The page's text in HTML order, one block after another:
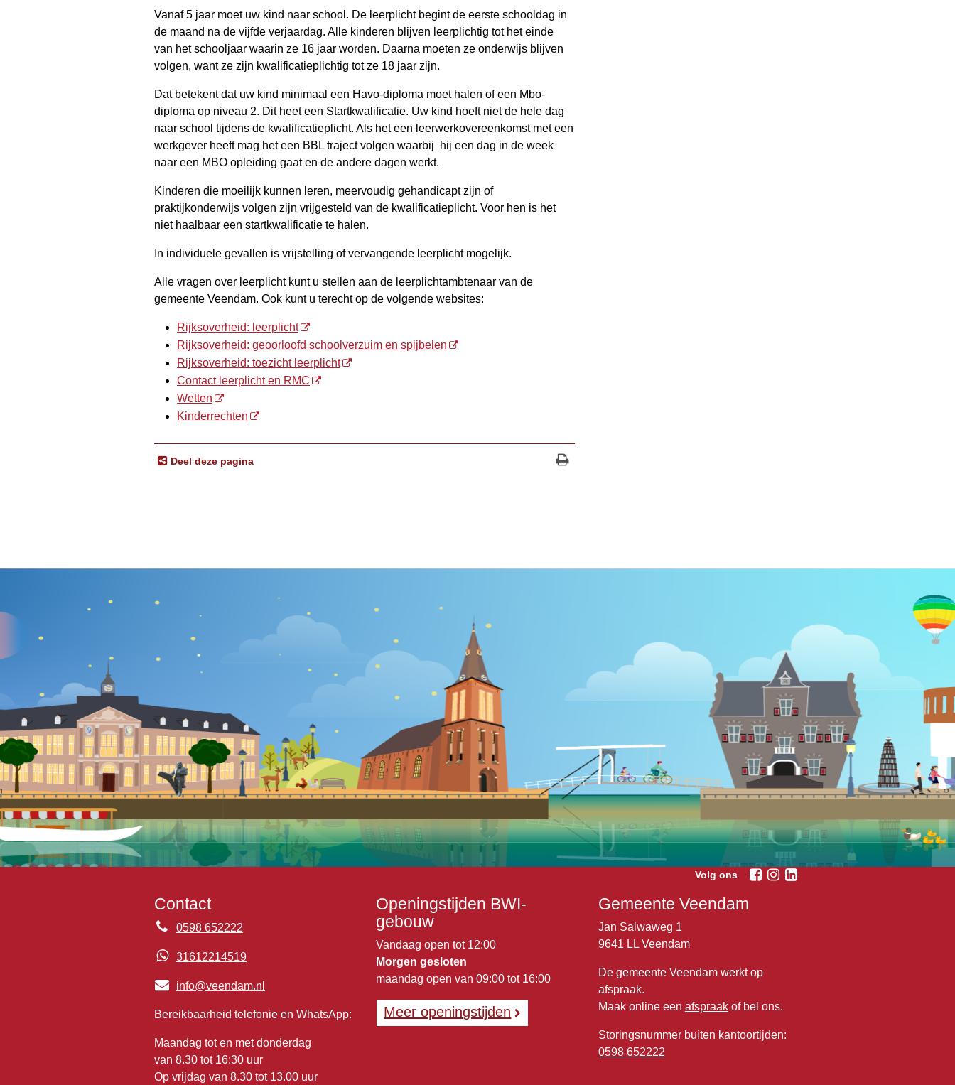
Vanaf 5 jaar moet uw kind naar school. De leerplicht begint de eerste schooldag in
de maand na de vijfde verjaardag. Alle kinderen blijven leerplichtig tot het einde
van het schooljaar waarin ze 16 jaar worden. Daarna moeten ze onderwijs blijven
volgen, want ze zijn kwalificatieplichtig tot ze 18 jaar zijn.
Dat betekent dat uw kind minimaal een Havo-diploma moet halen of een Mbo-
diploma op niveau 2. Dit heet een Startkwalificatie. Uw kind hoeft niet de hele dag
naar school tijdens de kwalificatieplicht. Als het een leerwerkovereenkomst met een
werkgever heeft mag het een BBL traject volgen waarbij hij een dag in de week
naar een MBO opleiding gaat en de andere dagen werkt.
Kinderen die moeilijk kunnen leren, meervoudig gehandicapt zijn of
praktijkonderwijs volgen zijn vrijgesteld van de kwalificatieplicht. Voor hen is het
niet haalbaar een startkwalificatie te halen.
In individuele gevallen is vrijstelling of vervangende leerplicht mogelijk.
Alle vragen over leerplicht kunt u stellen aan de leerplichtambtenaar van de
gemeente Veendam. Ook kunt u terecht op de volgende websites:
Rijksoverheid: leerplicht
Rijksoverheid: geoorloofd schoolverzuim en spijbelen
Rijksoverheid: toezicht leerplicht
Contact leerplicht en RMC
Wetten
Kinderrechten
Deel deze pagina
Volg ons
Contact
0598 652222
31612214519
info@veendam.nl
Bereikbaarheid telefonie en WhatsApp:
Maandag tot en met donderdag
van 8.30 tot 16:30 uur
Op vrijdag van 8.30 tot 13.00 uur
Openingstijden BWI-
gebouw
Vandaag open tot 12:00
Morgen gesloten
maandag open van 09:00 tot 16:00
Meer openingstijden
Gemeente Veendam
Jan Salwaweg 1
9641 LL Veendam
De gemeente Veendam werkt op
afspraak.
Maak online een afspraakof bel ons.
Storingsnummer buiten kantoortijden:
0598 652222